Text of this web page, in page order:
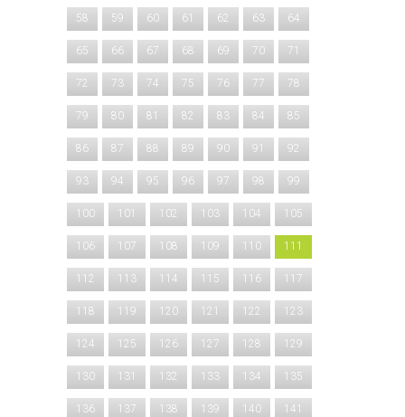
58 59 60 61 62 63 64
65 66 67 68 69 70 71
72 73 74 75 76 77 78
79 80 81 82 83 84 85
86 87 88 89 90 91 92
93 94 95 96 97 98 99
100 101 102 103 104 105
106 107 108 109 110 111
112 113 114 115 116 117
118 119 120 121 122 123
124 125 126 127 128 129
130 131 132 133 134 135
136 137 138 139 140 141